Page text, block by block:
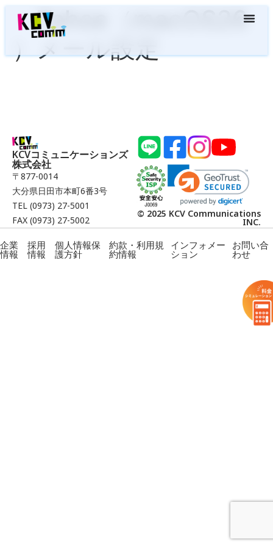
・Tahoe（macOS26
）メール設定
KCVコミュニケーションズ
株式会社
〒877-0014
大分県日田市本町6番3号
TEL (0973) 27-5001
FAX (0973) 27-5002
© 2025 KCV Communications
INC.
企業
情報
採用
情報
個人情報保
護方針
約款・利用規
約情報
インフォメー
ション
お問い合
わせ